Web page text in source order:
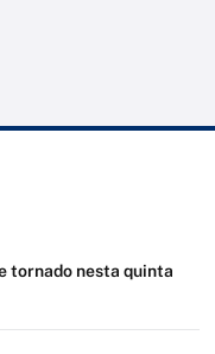
tornado nesta quinta